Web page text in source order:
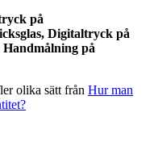
på
Digitaltryck på
Handmålning på
olika sätt från Hur man